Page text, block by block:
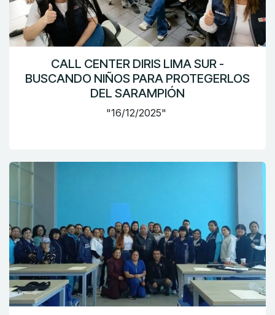
CALL CENTER DIRIS LIMA SUR -
BUSCANDO NIÑOS PARA PROTEGERLOS
DEL SARAMPIÓN
"16/12/2025"